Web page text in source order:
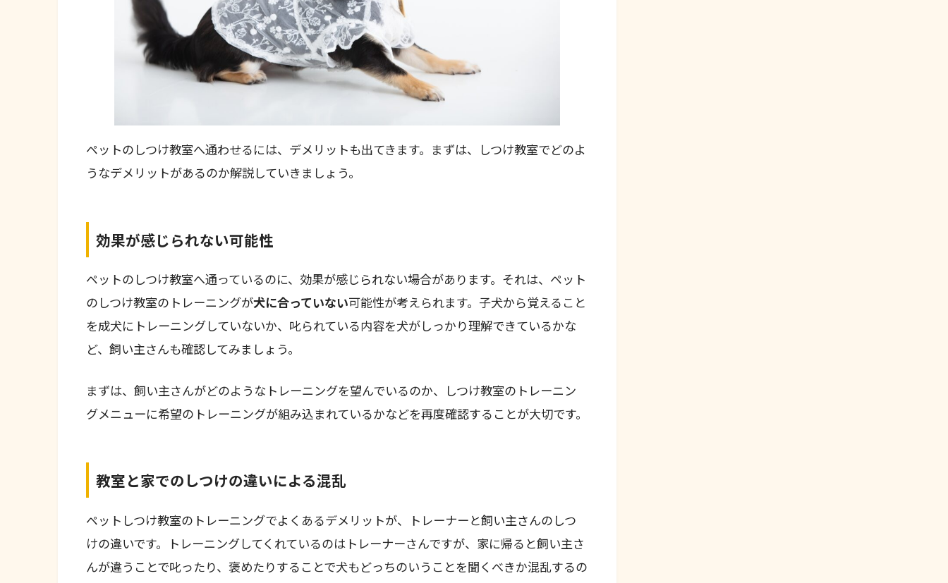
ペットのしつけ教室へ通わせるには、デメリットも出てきます。まずは、しつけ教室でどのよ
うなデメリットがあるのか解説していきましょう。
効果が感じられない可能性
ペットのしつけ教室へ通っているのに、効果が感じられない場合があります。それは、ペット
のしつけ教室のトレーニングが犬に合っていない可能性が考えられます。子犬から覚えること
を成犬にトレーニングしていないか、叱られている内容を犬がしっかり理解できているかな
ど、飼い主さんも確認してみましょう。
まずは、飼い主さんがどのようなトレーニングを望んでいるのか、しつけ教室のトレーニン
グメニューに希望のトレーニングが組み込まれているかなどを再度確認することが大切です。
教室と家でのしつけの違いによる混乱
ペットしつけ教室のトレーニングでよくあるデメリットが、トレーナーと飼い主さんのしつ
けの違いです。トレーニングしてくれているのはトレーナーさんですが、家に帰ると飼い主さ
んが違うことで叱ったり、褒めたりすることで犬もどっちのいうことを聞くべきか混乱するの